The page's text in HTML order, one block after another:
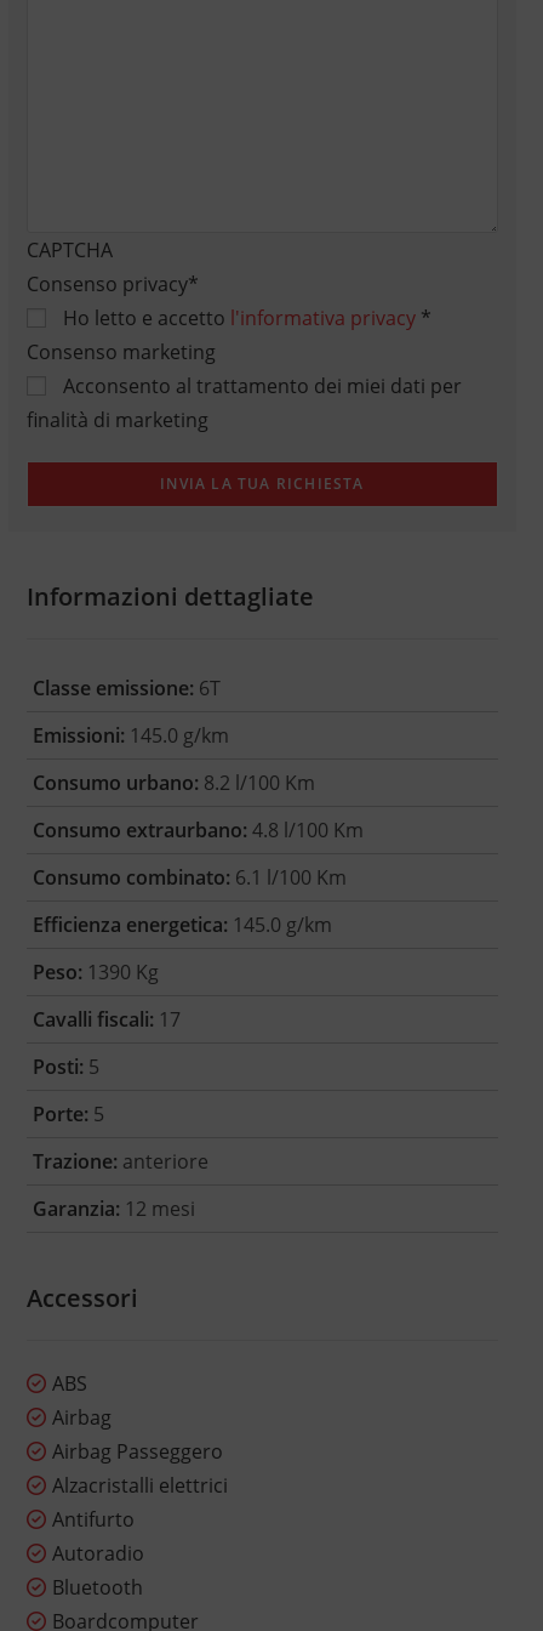
CAPTCHA
Consenso privacy*
Ho letto e accetto l'informativa privacy*
Consenso marketing
Acconsento al trattamento dei miei dati per
finalità di marketing
Informazioni dettagliate
Classe emissione: 6T
Emissioni: 145.0 g/km
Consumo urbano: 8.2 l/100 Km
Consumo extraurbano: 4.8 l/100 Km
Consumo combinato: 6.1 l/100 Km
Efficienza energetica: 145.0 g/km
Peso: 1390 Kg
Cavalli fiscali: 17
Posti: 5
Porte: 5
Trazione: anteriore
Garanzia: 12 mesi
Accessori
ABS
Airbag
Airbag Passeggero
Alzacristalli elettrici
Antifurto
Autoradio
Bluetooth
Boardcomputer